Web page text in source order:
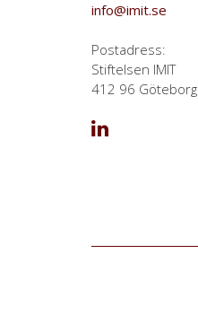
info@imit.se
Postadress:
Stiftelsen IMIT
412 96 Göteborg